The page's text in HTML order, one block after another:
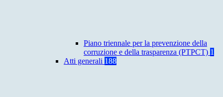
Piano triennale per la prevenzione della
corruzione e della trasparenza (PTPCT) 1
Atti generali 188